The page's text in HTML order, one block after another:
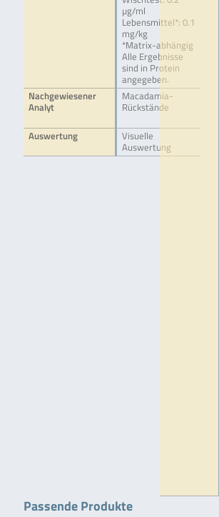
µg/ml
Lebensmittel*: 0.1
mg/kg
*Matrix-abhängig
Alle Ergebnisse
sind in Protein
angegeben.
Nachgewiesener
Analyt
Macadamia-
Rückstände
Auswertung
Visuelle
Auswertung
Passende Produkte